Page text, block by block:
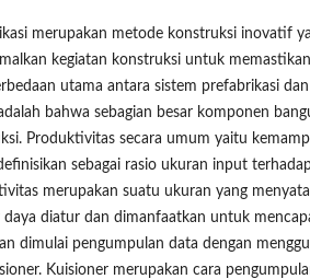
merupakan metode konstruksi inovatif
kegiatan konstruksi untuk
utama antara sistem prefabrikasi
bahwa sebagian besar komponen
Produktivitas secara umum yaitu
sebagai rasio ukuran input
merupakan suatu ukuran yang
daya diatur dan dimanfaatkan untuk
dimulai pengumpulan data dengan
Kuisioner merupakan cara